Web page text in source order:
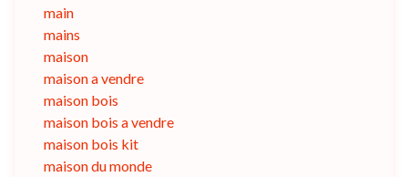
main
mains
maison
maison a vendre
maison bois
maison bois a vendre
maison bois kit
maison du monde